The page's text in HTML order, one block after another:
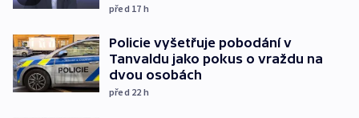
před 17 h
Policie vyšetřuje pobodání v
Tanvaldu jako pokus o vraždu na
dvou osobách
před 22 h